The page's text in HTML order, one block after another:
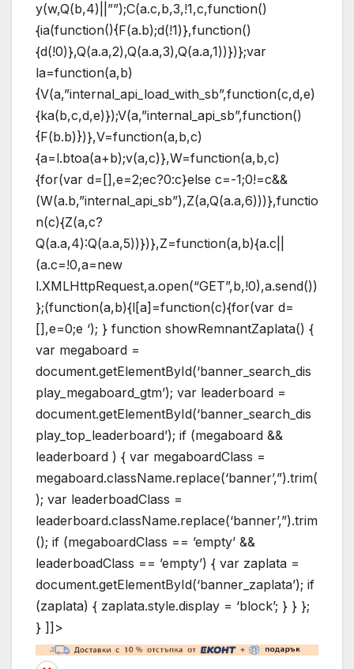
y(w,Q(b,4)||””);C(a.c,b,3,!1,c,function()
{ia(function(){F(a.b);d(!1)},function()
{d(!0)},Q(a.a,2),Q(a.a,3),Q(a.a,1))})};var
la=function(a,b)
{V(a,”internal_api_load_with_sb”,function(c,d,e)
{ka(b,c,d,e)});V(a,”internal_api_sb”,function()
{F(b.b)})},V=function(a,b,c)
{a=l.btoa(a+b);v(a,c)},W=function(a,b,c)
{for(var d=[],e=2;ec?0:c}else c=-1;0!=c&&
(W(a.b,”internal_api_sb”),Z(a,Q(a.a,6)))},functio
n(c){Z(a,c?
Q(a.a,4):Q(a.a,5))})},Z=function(a,b){a.c||
(a.c=!0,a=new
l.XMLHttpRequest,a.open(“GET”,b,!0),a.send())
};(function(a,b){l[a]=function(c){for(var d=
[],e=0;e ‘); } function showRemnantZaplata() {
var megaboard =
document.getElementById(‘banner_search_dis
play_megaboard_gtm’); var leaderboard =
document.getElementById(‘banner_search_dis
play_top_leaderboard’); if (megaboard &&
leaderboard ) { var megaboardClass =
megaboard.className.replace(‘banner’,”).trim(
); var leaderboadClass =
leaderboard.className.replace(‘banner’,”).trim
(); if (megaboardClass == ’empty’ &&
leaderboadClass == ’empty’) { var zaplata =
document.getElementById(‘banner_zaplata’); if
(zaplata) { zaplata.style.display = ‘block’; } } };
} ]]>